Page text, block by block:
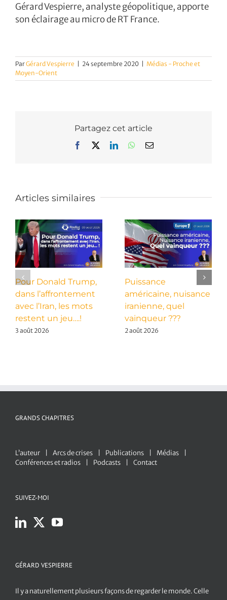
Gérard Vespierre, analyste géopolitique, apporte
son éclairage au micro de RT France.
ParGérard Vespierre 24 septembre 2020
Médias - Proche et
Moyen-Orient
Partagez cet article
Facebook LinkedInWhatsApp
Email
Articles similaires
Pour Donald Trump,
dans l’affrontement
avec l’Iran, les mots
restent un jeu….!
3 août 2026
Puissance
américaine, nuisance
iranienne, quel
vainqueur ???
2 août 2026
GRANDS CHAPITRES
L’auteur Arcs de crises Publications
Médias
Conférences et radios
Podcasts Contact
SUIVEZ-MOI
GÉRARD VESPIERRE
Il y a naturellement plusieurs façons de regarder le monde. Celle